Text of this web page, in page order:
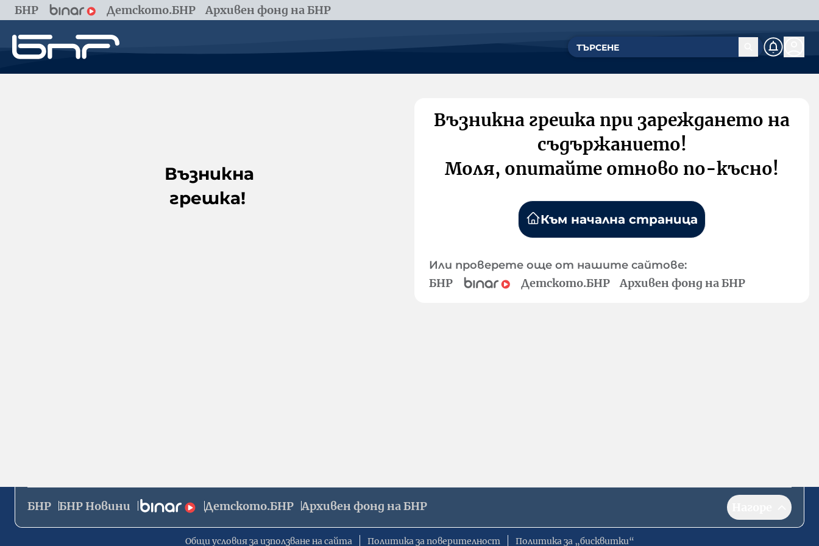
БНР Детското.БНР Архивен фонд на БНР
Възникна
грешка!
Възникна грешка при зареждането на
съдържанието!
Моля, опитайте отново по-късно!
Към начална страница
Или проверете още от нашите сайтове:
БНР Детското.БНР Архивен фонд на БНР
БНР БНР Новини Детското.БНР Архивен фонд на БНР
Общи условия за използване на сайта Политика за поверителност Политика за „бисквитки“